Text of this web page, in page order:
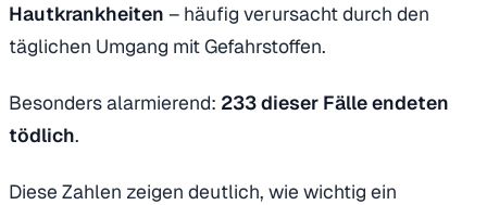
Hautkrankheiten – häufig verursacht durch den
täglichen Umgang mit Gefahrstoffen.
Besonders alarmierend: 233 dieser Fälle endeten
tödlich.
Diese Zahlen zeigen deutlich, wie wichtig ein